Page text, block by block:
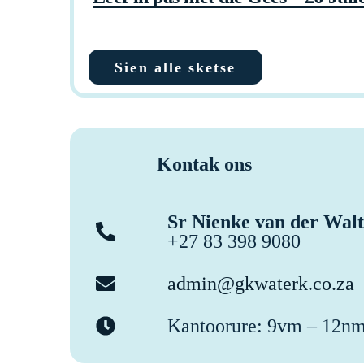
Sien alle sketse
Kontak ons
Sr Nienke van der Walt
+27 83 398 9080
admin@gkwaterk.co.za
Kantoorure: 9vm –